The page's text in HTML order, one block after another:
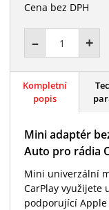
Cena bez DPH
– +
Kompletní
popis
Mini adaptér
Auto pro rádia
Mini univerzální
CarPlay využijete
podporující